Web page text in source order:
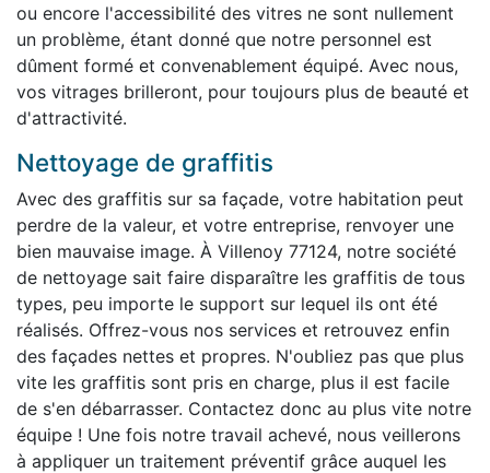
ou encore l'accessibilité des vitres ne sont nullement
un problème, étant donné que notre personnel est
dûment formé et convenablement équipé. Avec nous,
vos vitrages brilleront, pour toujours plus de beauté et
d'attractivité.
Nettoyage de graffitis
Avec des graffitis sur sa façade, votre habitation peut
perdre de la valeur, et votre entreprise, renvoyer une
bien mauvaise image. À Villenoy 77124, notre société
de nettoyage sait faire disparaître les graffitis de tous
types, peu importe le support sur lequel ils ont été
réalisés. Offrez-vous nos services et retrouvez enfin
des façades nettes et propres. N'oubliez pas que plus
vite les graffitis sont pris en charge, plus il est facile
de s'en débarrasser. Contactez donc au plus vite notre
équipe ! Une fois notre travail achevé, nous veillerons
à appliquer un traitement préventif grâce auquel les